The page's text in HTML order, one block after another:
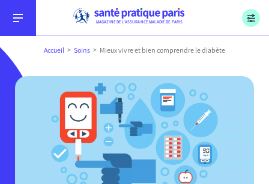
Sécurité sociale, l’Assurance Maladie, Paris
MAGAZINE DE L’ASSURANCE MALADIE DE PARIS
Conseils
Accueil Soins Mieux vivre et bien comprendre le diabète